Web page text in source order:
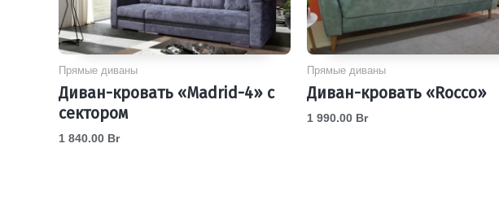
Прямые диваны
Диван-кровать «Madrid-4» с
сектором
1 840.00 Br
Прямые диваны
Диван-кровать «Rocco»
1 990.00 Br